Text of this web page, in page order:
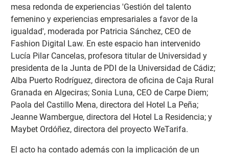
mesa redonda de experiencias 'Gestión del talento
femenino y experiencias empresariales a favor de la
igualdad', moderada por Patricia Sánchez, CEO de
Fashion Digital Law. En este espacio han intervenido
Lucía Pilar Cancelas, profesora titular de Universidad y
presidenta de la Junta de PDI de la Universidad de Cádiz;
Alba Puerto Rodríguez, directora de oficina de Caja Rural
Granada en Algeciras; Sonia Luna, CEO de Carpe Diem;
Paola del Castillo Mena, directora del Hotel La Peña;
Jeanne Wambergue, directora del Hotel La Residencia; y
Maybet Ordóñez, directora del proyecto WeTarifa.
El acto ha contado además con la implicación de un